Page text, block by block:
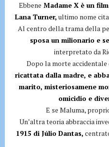
Ebbene Madame X è un
Lana Turner, ultimo nome
Al centro della trama della
sposa un milionario e
interpretato da
Dopo la morte accidentale
ricattata dalla madre, e
marito, misteriosamene
omicidio e
E se Maluma,
Un’altra teoria abbraccia
1915 di Júlio Dantas,